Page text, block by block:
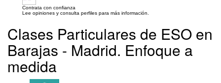
Contrata con confianza
Lee opiniones y consulta perfiles para más información.
Clases Particulares de ESO en
Barajas - Madrid. Enfoque a
medida